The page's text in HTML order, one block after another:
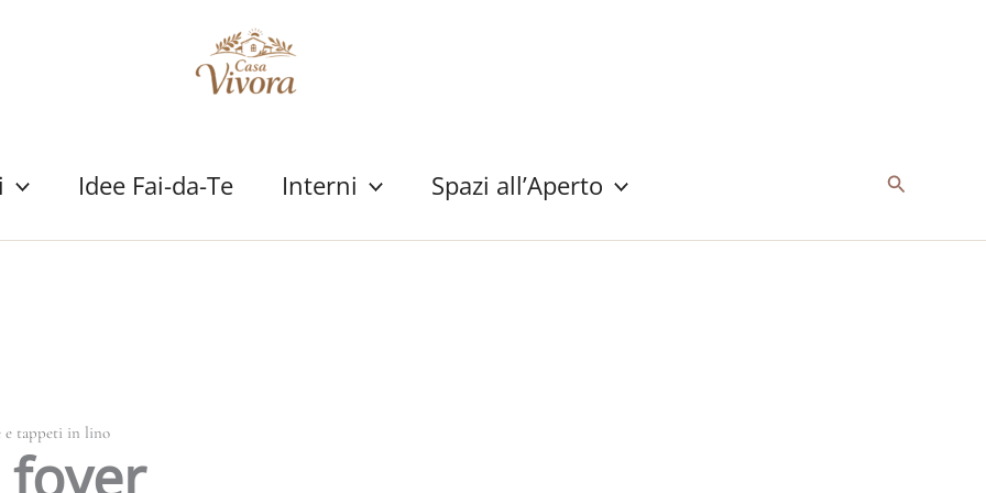
Idee Fai-da-Te Interni Spazi all’Aperto Cerca
e tappeti in lino
foyer